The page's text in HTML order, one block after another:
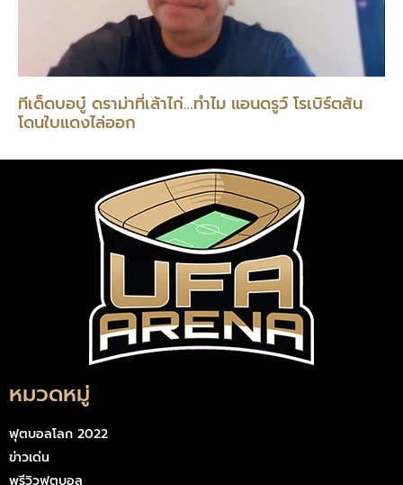
ทีเด็ดบอบู๋ ดราม่าที่เล้าไก่…ทำไม แอนดรูว์ โรเบิร์ตสัน
โดนใบแดงไล่ออก
หมวดหมู่
ฟุตบอลโลก 2022
ข่าวเด่น
พรีวิวฟุตบอล